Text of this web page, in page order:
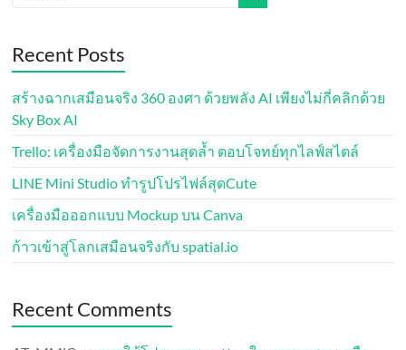
Recent Posts
สร้างฉากเสมือนจริง 360 องศา ด้วยพลัง AI เพียงไม่กี่คลิกด้วย
Sky Box AI
Trello: เครื่องมือจัดการงานสุดล้ำ ตอบโจทย์ทุกไลฟ์สไตล์
LINE Mini Studio ทำรูปโปรไฟล์สุดCute
เครื่องมือออกแบบ Mockup บน Canva
ก้าวเข้าสู่โลกเสมือนจริงกับ spatial.io
Recent Comments